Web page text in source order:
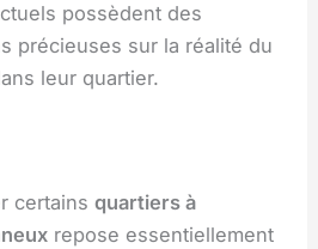
possèdent des
précieuses sur la réalité du
leur quartier.
certainsquartiers à
repose essentiellement